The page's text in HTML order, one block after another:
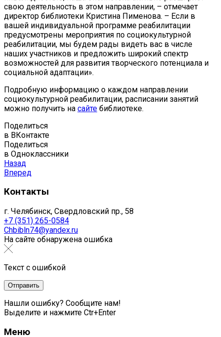
свою деятельность в этом направлении, – отмечает
директор библиотеки Кристина Пименова. – Если в
вашей индивидуальной программе реабилитации
предусмотрены мероприятия по социокультурной
реабилитации, мы будем рады видеть вас в числе
наших участников и предложить широкий спектр
возможностей для развития творческого потенциала и
социальной адаптации».
Подробную информацию о каждом направлении
социокультурной реабилитации, расписании занятий
можно получить на сайте библиотеке.
Поделиться
в ВКонтакте
Поделиться
в Одноклассники
Назад
Вперед
Контакты
г. Челябинск, Свердловский пр., 58
+7 (351) 265-0584
Chbibln74@yandex.ru
На сайте обнаружена ошибка
Текст с ошибкой
Нашли ошибку? Сообщите нам!
Выделите и нажмите Ctr+Enter
Меню